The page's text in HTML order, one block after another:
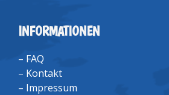
INFORMATIONEN
– FAQ
– Kontakt
– Impressum